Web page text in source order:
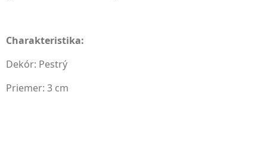
Charakteristika:
Dekór: Pestrý
Priemer: 3 cm